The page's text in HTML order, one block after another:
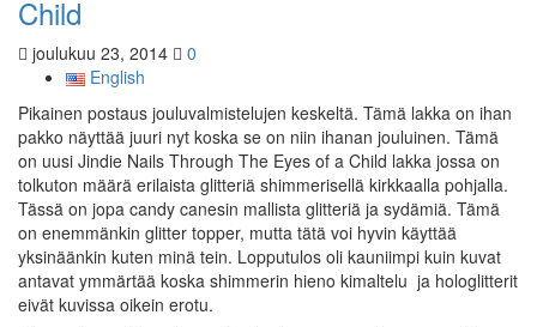
Child
joulukuu 23, 2014
0
English
Pikainen postaus jouluvalmistelujen keskeltä. Tämä lakka on ihan
pakko näyttää juuri nyt koska se on niin ihanan jouluinen. Tämä
on uusi Jindie Nails Through The Eyes of a Child lakka jossa on
tolkuton määrä erilaista glitteriä shimmerisellä kirkkaalla pohjalla.
Tässä on jopa candy canesin mallista glitteriä ja sydämiä. Tämä
on enemmänkin glitter topper, mutta tätä voi hyvin käyttää
yksinäänkin kuten minä tein. Lopputulos oli kauniimpi kuin kuvat
antavat ymmärtää koska shimmerin hieno kimaltelu ja hologlitterit
eivät kuvissa oikein erotu.